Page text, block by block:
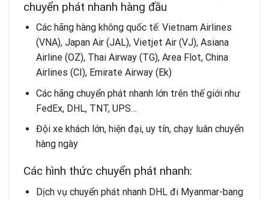
chuyển phát nhanh hàng đầu
Các hãng hàng không quốc tế: Vietnam Airlines
(VNA), Japan Air (JAL), Vietjet Air (VJ), Asiana
Airline (OZ), Thai Airway (TG), Area Flot, China
Airlines (CI), Emirate Airway (Ek)
Các hãng chuyển phát nhanh lớn trên thế giới như
FedEx, DHL, TNT, UPS…
Đội xe khách lớn, hiện đại, uy tín, chạy luân chuyển
hàng ngày
Các hình thức chuyển phát nhanh:
Dịch vụ chuyển phát nhanh DHL đi Myanmar-bang